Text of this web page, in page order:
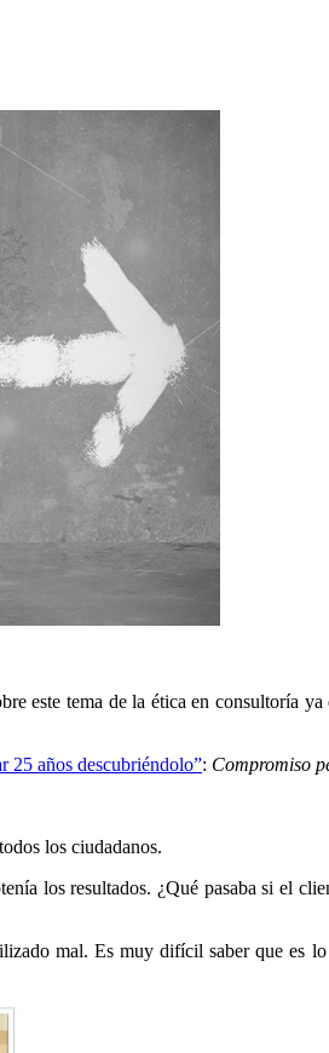
este tema de la ética en consultoría
25 años descubriéndolo”: Compromiso
los ciudadanos.
los resultados. ¿Qué pasaba si el
mal. Es muy difícil saber que es